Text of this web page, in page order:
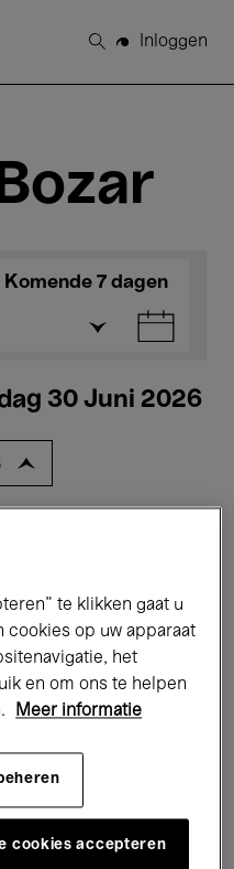
Zoeken
Inloggen
Komende 7 dagen
30 Juni 2026
& Debatten
Global Music
te klikken gaat u
cookies op uw apparaat
het
en om ons te helpen
Meer informatie
cookies accepteren